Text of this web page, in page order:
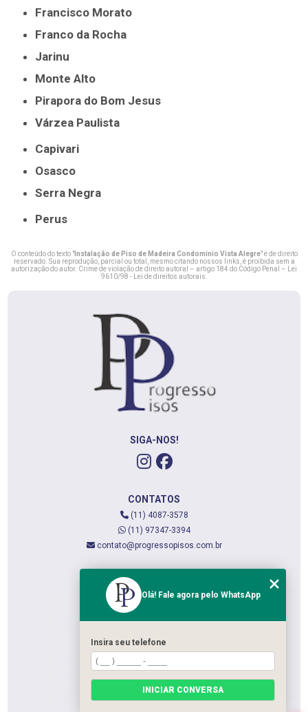
Francisco Morato
Franco da Rocha
Jarinu
Monte Alto
Pirapora do Bom Jesus
Várzea Paulista
Capivari
Osasco
Serra Negra
Perus
O conteúdo do texto "Instalação de Piso de Madeira Condomínio Vista Alegre" é de direito
reservado. Sua reprodução, parcial ou total, mesmo citando nossos links, é proibida sem a
autorização do autor. Crime de violação de direito autoral – artigo 184 do Código Penal –
Lei
9610/98 - Lei de direitos autorais
SIGA-NOS!
CONTATOS
(11) 4087-3578
(11) 97347-3394
contato@progressopisos.com.br
QUEM SOMOS
SERVIÇOS
CATEGORIAS
Olá! Fale agora pelo WhatsApp
Insira seu telefone
INICIAR CONVERSA